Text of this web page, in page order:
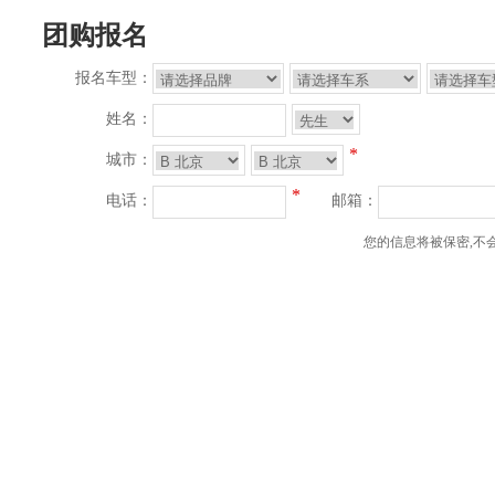
团购报名
报名车型：
姓名：
城市： *
电话： * 邮箱：
您的信息将被保密,不